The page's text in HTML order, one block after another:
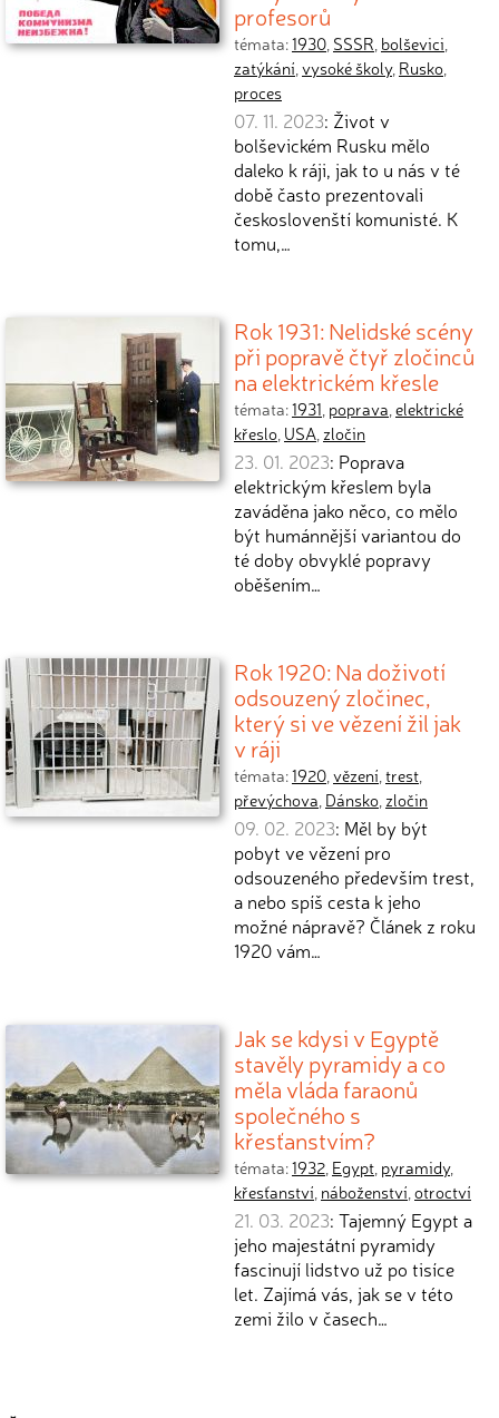
profesorů
témata:1930, SSSR, bolševici,
zatýkání,vysoké školy, Rusko,
proces
07. 11. 2023: Život v
bolševickém Rusku mělo
daleko k ráji, jak to u nás v té
době často prezentovali
českoslovenští komunisté. K
tomu,…
Rok 1931: Nelidské scény
při popravě čtyř zločinců
na elektrickém křesle
témata:1931, poprava,elektrické
křeslo, USA, zločin
23. 01. 2023: Poprava
elektrickým křeslem byla
zaváděna jako něco, co mělo
být humánnější variantou do
té doby obvyklé popravy
oběšením…
Rok 1920: Na doživotí
odsouzený zločinec,
který si ve vězení žil jak
v ráji
témata:1920,vězení,trest,
převýchova, Dánsko, zločin
09. 02. 2023: Měl by být
pobyt ve vězení pro
odsouzeného především trest,
a nebo spíš cesta k jeho
možné nápravě? Článek z roku
1920 vám…
Jak se kdysi v Egyptě
stavěly pyramidy a co
měla vláda faraonů
společného s
křesťanstvím?
témata:1932, Egypt, pyramidy,
křesťanství, náboženství,otroctví
21. 03. 2023: Tajemný Egypt a
jeho majestátní pyramidy
fascinují lidstvo už po tisíce
let. Zajímá vás, jak se v této
zemi žilo v časech…